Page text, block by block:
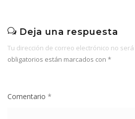
Deja una respuesta
Tu dirección de correo electrónico no
obligatorios están marcados con *
Comentario *